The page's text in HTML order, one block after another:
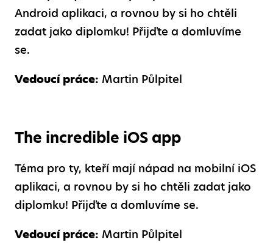
Android aplikaci, a rovnou by si ho chtěli
zadat jako diplomku! Přijďte a domluvíme
se.
Vedoucí práce: Martin Půlpitel
The incredible iOS app
Téma pro ty, kteří mají nápad na mobilní iOS
aplikaci, a rovnou by si ho chtěli zadat jako
diplomku! Přijďte a domluvíme se.
Vedoucí práce: Martin Půlpitel